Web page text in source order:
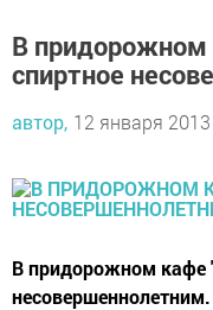
В придорожном
спиртное
автор, 12 января
В придорожном кафе
несовершеннолетним.